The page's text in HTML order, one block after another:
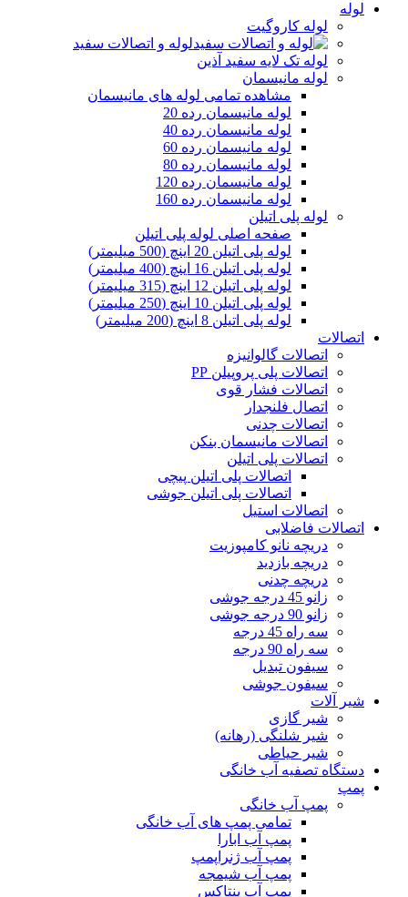
لوله
لوله کاروگیت
لوله و اتصالات سفید
لوله تک لایه سفید آذین
لوله مانیسمان
مشاهده تمامی لوله های مانیسمان
لوله مانیسمان رده 20
لوله مانیسمان رده 40
لوله مانیسمان رده 60
لوله مانیسمان رده 80
لوله مانیسمان رده 120
لوله مانیسمان رده 160
لوله پلی اتیلن
صفحه اصلی لوله پلی اتیلن
لوله پلی اتیلن 20 اینچ (500 میلیمتر)
لوله پلی اتیلن 16 اینچ (400 میلیمتر)
لوله پلی اتیلن 12 اینچ (315 میلیمتر)
لوله پلی اتیلن 10 اینچ (250 میلیمتر)
لوله پلی اتیلن 8 اینچ (200 میلیمتر)
اتصالات
اتصالات گالوانیزه
اتصالات پلی پروپیلن PP
اتصالات فشار قوی
اتصال فلنجدار
اتصالات چدنی
اتصالات مانیسمان بنکن
اتصالات پلی اتیلن
اتصالات پلی اتیلن پیچی
اتصالات پلی اتیلن جوشی
اتصالات استیل
اتصالات فاضلابی
دریچه نانو کامپوزیت
دریچه بازدید
دریچه چدنی
زانو 45 درجه جوشی
زانو 90 درجه جوشی
سه راه 45 درجه
سه راه 90 درجه
سیفون تبدیل
سیفون جوشی
شیر آلات
شیر گازی
شیر شلنگی (رهانه)
شیر حیاطی
دستگاه تصفیه آب خانگی
پمپ
پمپ آب خانگی
تمامی پمپ های آب خانگی
پمپ آب ابارا
پمپ آب ژنراپمپ
پمپ آب شیمجه
پمپ آب پنتاکس